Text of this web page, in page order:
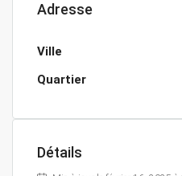
Adresse
Ville
Quartier
Détails